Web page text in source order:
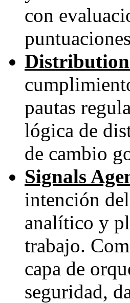
con
pautas
lógica de
de cambio
Signals
intención
analítico y
trabajo.
capa de
seguridad,